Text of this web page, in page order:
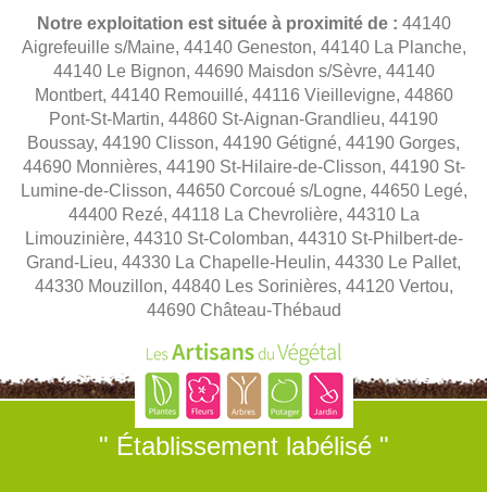
Notre exploitation est située à proximité de : 44140
Aigrefeuille s/Maine, 44140 Geneston, 44140 La Planche,
44140 Le Bignon, 44690 Maisdon s/Sèvre, 44140
Montbert, 44140 Remouillé, 44116 Vieillevigne, 44860
Pont-St-Martin, 44860 St-Aignan-Grandlieu, 44190
Boussay, 44190 Clisson, 44190 Gétigné, 44190 Gorges,
44690 Monnières, 44190 St-Hilaire-de-Clisson, 44190 St-
Lumine-de-Clisson, 44650 Corcoué s/Logne, 44650 Legé,
44400 Rezé, 44118 La Chevrolière, 44310 La
Limouzinière, 44310 St-Colomban, 44310 St-Philbert-de-
Grand-Lieu, 44330 La Chapelle-Heulin, 44330 Le Pallet,
44330 Mouzillon, 44840 Les Sorinières, 44120 Vertou,
44690 Château-Thébaud
" Établissement labélisé "